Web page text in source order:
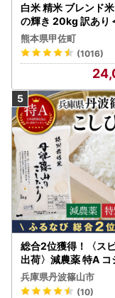
白米 精米 ブレンド
の輝き 20kg 訳あり
年産 【価格改定ZS】
熊本県甲佐町
(1016)
総合2位獲得！〈ス
出荷〉減農薬 特A コ
リ 5kg 丹波篠山産 特
米 こしひかり
兵庫県丹波篠山市
(10)